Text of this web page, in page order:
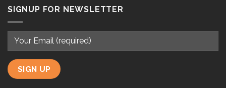
SIGNUP FOR NEWSLETTER